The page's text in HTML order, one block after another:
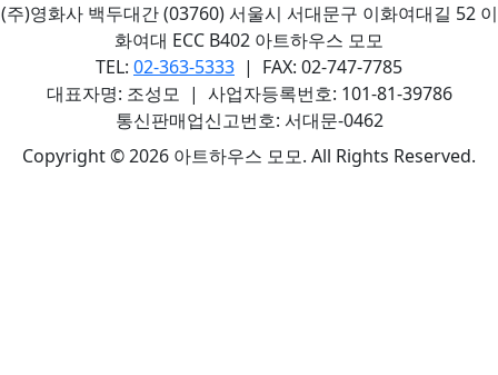
(주)영화사 백두대간 (03760) 서울시 서대문구 이화여대길 52 이
화여대 ECC B402 아트하우스 모모
TEL: 02-363-5333 | FAX: 02-747-7785
대표자명: 조성모 | 사업자등록번호: 101-81-39786
통신판매업신고번호: 서대문-0462
Copyright © 2026 아트하우스 모모. All Rights Reserved.